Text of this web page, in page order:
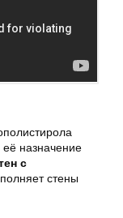
назначение
с
стены